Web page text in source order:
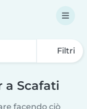
Filtri
a Scafati
facendo ciò